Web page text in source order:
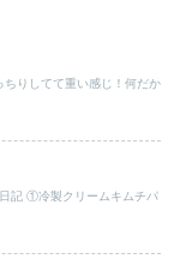
りしてて重い感じ！何だか
記 ①冷製クリームキムチパ